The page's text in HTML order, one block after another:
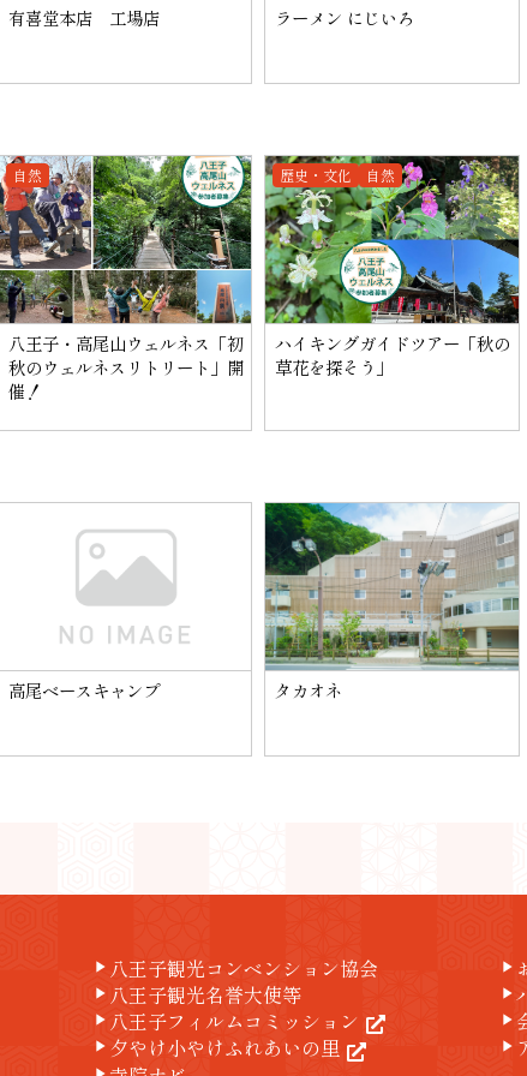
有喜堂本店 工場店 ラーメン にじいろ
自然
八王子・高尾山ウェルネス「初
秋のウェルネスリトリート」開
催！
歴史・文化 自然
ハイキングガイドツアー「秋の
草花を探そう」
高尾ベースキャンプ タカオネ
play_arrow 八王子観光コンベンション協会
play_arrow 八王子観光名誉大使等
play_arrow 八王子フィルムコミッション
play_arrow 夕やけ小やけふれあいの里
play_arrow
play_arrow
play_arrow
play_arrow